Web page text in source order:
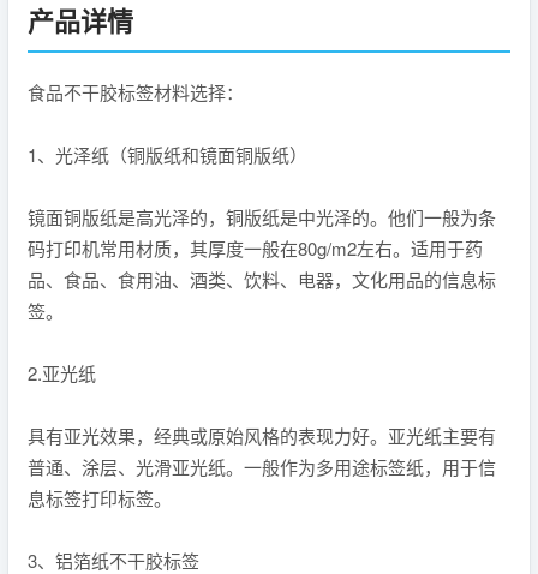
产品详情
食品不干胶标签材料选择：
1、光泽纸（铜版纸和镜面铜版纸）
镜面铜版纸是高光泽的，铜版纸是中光泽的。他们一般为条
码打印机常用材质，其厚度一般在80g/m2左右。适用于药
品、食品、食用油、酒类、饮料、电器，文化用品的信息标
签。
2.亚光纸
具有亚光效果，经典或原始风格的表现力好。亚光纸主要有
普通、涂层、光滑亚光纸。一般作为多用途标签纸，用于信
息标签打印标签。
3、铝箔纸不干胶标签